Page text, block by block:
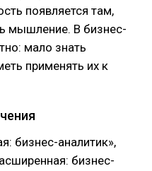
появляется там,
мышление. В бизнес-
мало знать
применять их к
бизнес-аналитик»,
бизнес-